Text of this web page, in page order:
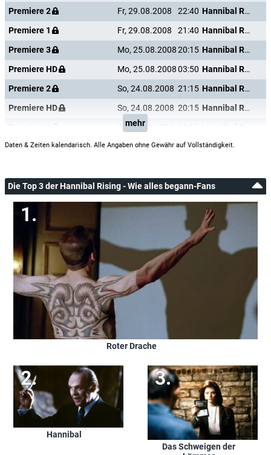
Premiere 2
Fr, 29.08.2008 22:40
Hannibal Rising - Wie alles begann
Premiere 1
Fr, 29.08.2008 21:40
Hannibal Rising - Wie alles begann
Premiere 3
Mo, 25.08.200820:15
Hannibal Rising - Wie alles begann
Premiere HD
Mo, 25.08.200803:50
Hannibal Rising - Wie alles begann
Premiere 2
So, 24.08.2008 21:15
Hannibal Rising - Wie alles begann
Premiere HD
So, 24.08.2008 20:15
Hannibal Rising - Wie alles begann
So, 24.08.2008
mehr
Daten & Zeiten kalendarisch. Alle Angaben ohne Gewähr auf Vollständigkeit.
Die Top 3 der Hannibal Rising - Wie alles begann-Fans
Roter Drache
Hannibal
Das Schweigen der